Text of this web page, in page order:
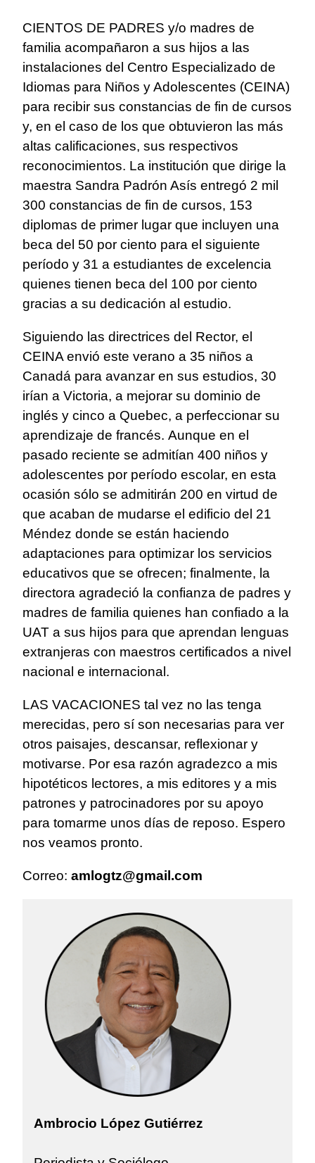
CIENTOS DE PADRES y/o madres de
familia acompañaron a sus hijos a las
instalaciones del Centro Especializado de
Idiomas para Niños y Adolescentes (CEINA)
para recibir sus constancias de fin de cursos
y, en el caso de los que obtuvieron las más
altas calificaciones, sus respectivos
reconocimientos. La institución que dirige la
maestra Sandra Padrón Asís entregó 2 mil
300 constancias de fin de cursos, 153
diplomas de primer lugar que incluyen una
beca del 50 por ciento para el siguiente
período y 31 a estudiantes de excelencia
quienes tienen beca del 100 por ciento
gracias a su dedicación al estudio.
Siguiendo las directrices del Rector, el
CEINA envió este verano a 35 niños a
Canadá para avanzar en sus estudios, 30
irían a Victoria, a mejorar su dominio de
inglés y cinco a Quebec, a perfeccionar su
aprendizaje de francés. Aunque en el
pasado reciente se admitían 400 niños y
adolescentes por período escolar, en esta
ocasión sólo se admitirán 200 en virtud de
que acaban de mudarse el edificio del 21
Méndez donde se están haciendo
adaptaciones para optimizar los servicios
educativos que se ofrecen; finalmente, la
directora agradeció la confianza de padres y
madres de familia quienes han confiado a la
UAT a sus hijos para que aprendan lenguas
extranjeras con maestros certificados a nivel
nacional e internacional.
LAS VACACIONES tal vez no las tenga
merecidas, pero sí son necesarias para ver
otros paisajes, descansar, reflexionar y
motivarse. Por esa razón agradezco a mis
hipotéticos lectores, a mis editores y a mis
patrones y patrocinadores por su apoyo
para tomarme unos días de reposo. Espero
nos veamos pronto.
Correo: amlogtz@gmail.com
Ambrocio López Gutiérrez